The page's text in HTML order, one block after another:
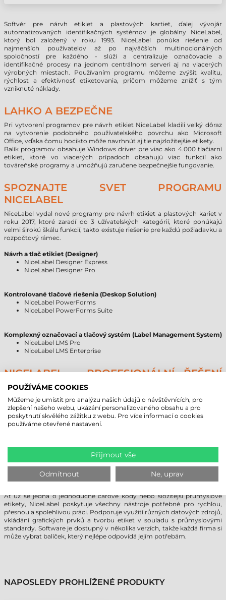
Softvér pre nárvh etikiet a plastových kartiet, ďalej vývojár
automatizovaných identifikačných systémov je globálny NiceLabel,
ktorý bol založený v roku 1993. NiceLabel ponúka riešenie od
najmenších používatelov až po najväčších multinocionálných
spoločností pre každého - slúži a centralizuje označovacie a
identifikačné procesy na jednom centrálnom serveri aj na viacerých
výrobných miestach. Používaním programu môžeme zvýšiť kvalitu,
rýchlosť a efektívnosť etiketovania, pričom môžeme znížiť s tým
vzniknuté náklady.
LAHKO A BEZPEČNE
Pri vytvorení programov pre návrh etikiet NiceLabel kladili velký dôraz
na vytvorenie podobného používatelského povrchu ako Microsoft
Office, vďaka čomu hocikto môže navrhnúť aj tie najzložitejšie etikety.
Balík programov obsahuje Windows driver pre viac ako 4.000 tlačiarní
etikiet, ktoré vo viacerých prípadoch obsahujú viac funkcií ako
továreňské programy a umožňujú zaručene bezpečnejšie fungovanie.
SPOZNAJTE SVET PROGRAMU
NICELABEL
NiceLabel vydal nové programy pre návrh etikiet a plastových kariet v
roku 2017, ktoré zaradí do 3 užívatelských kategórií, ktoré ponúkajú
velmi širokú škálu funkcií, takto existuje riešenie pre každú požiadavku a
rozpočtový rámec.
Návrh a tlač etikiet (Designer)
NiceLabel Designer Express
NiceLabel Designer Pro
Kontrolované tlačové riešenia (Deskop Solution)
NiceLabel PowerForms
NiceLabel PowerForms Suite
Komplexný označovací a tlačový systém (Label Management System)
NiceLabel LMS Pro
NiceLabel LMS Enterprise
NICELABEL – PROFESIONÁLNÍ ŘEŠENÍ
PRO NÁVRH A TISK ETIKET
NiceLabel nabízí pokročilá, a přitom uživatelsky přívětivá softwarová
řešení, která zjednodušují návrh etiket a produktového značení, stejně
jako samotný tiskový proces – bez ohledu na to, zda jde o malý podnik
nebo nadnárodní společnost s více pobočkami. Softwarový balík je
Software NiceLabel má rozhraní podobné Microsoft Office, což
umožňuje rychlé zaškolení a snadné ovládání – díky tomu lze etikety
efektivně vytvářet i bez předchozích zkušeností. Balík podporuje více
než 4 000 tiskáren etiket prostřednictvím native ovladačů pro
Windows, které často nabízejí více funkcí než originální ovladače od
Ať už se jedná o jednoduché čárové kódy nebo složitější průmyslové
etikety, NiceLabel poskytuje všechny nástroje potřebné pro rychlou,
přesnou a spolehlivou práci. Podporuje využití různých datových zdrojů,
vkládání grafických prvků a tvorbu etiket v souladu s průmyslovými
standardy. Software je dostupný v několika verzích, takže každá firma si
může vybrat balíček, který nejlépe odpovídá jejím potřebám.
NAPOSLEDY PROHLÍŽENÉ PRODUKTY
POUŽÍVÁME COOKIES
Můžeme je umístit pro analýzu našich údajů o návštěvnících, pro
zlepšení našeho webu, ukázání personalizovaného obsahu a pro
poskytnutí skvělého zážitku z webu. Pro více informací o cookies
používáme otevřené nastavení.
Přijmout vše
Odmítnout Ne, uprav